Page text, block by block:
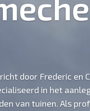
door Frederic en
in het
van tuinen. Als